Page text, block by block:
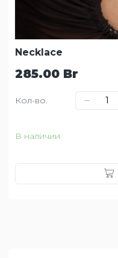
Necklace
В наличии
285.00 Br
Кол-во.